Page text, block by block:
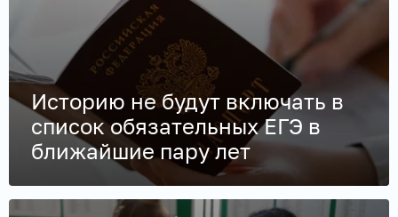
Историю не будут включать в
список обязательных ЕГЭ в
ближайшие пару лет